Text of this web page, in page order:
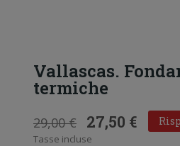
Vallascas.
termiche
29,00 € 27,50 €
Tasse incluse